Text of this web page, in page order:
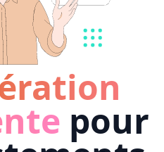
pour